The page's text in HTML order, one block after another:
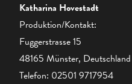
Katharina Hovestadt
Produktion/Kontakt:
Fuggerstrasse 15
48165 Münster, Deutschland
Telefon: 02501 9717954